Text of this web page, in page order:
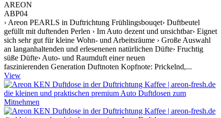
AREON
ABP04
› Areon PEARLS in Duftrichtung Frühlingsbouqet› Duftbeutel
gefüllt mit duftenden Perlen › Im Auto dezent und unsichtbar› Eignet
sich sehr gut für kleine Wohn- und Arbeitsräume › Große Auswahl
an langanhaltenden und erlesenenen natürlichen Düfte› Fruchtig
süße Düfte› Auto- und Raumduft einer neuen
faszinierenden Generation Duftnoten Kopfnote: Prickelnd,...
View